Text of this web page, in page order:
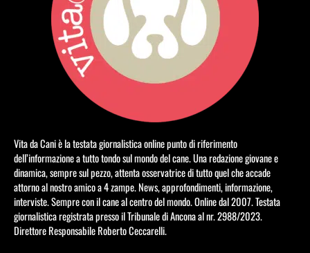
Vita da Cani è la testata giornalistica online punto di riferimento
dell’informazione a tutto tondo sul mondo del cane. Una redazione giovane e
dinamica, sempre sul pezzo, attenta osservatrice di tutto quel che accade
attorno al nostro amico a 4 zampe. News, approfondimenti, informazione,
interviste. Sempre con il cane al centro del mondo. Online dal 2007. Testata
giornalistica registrata presso il Tribunale di Ancona al nr. 2988/2023.
Direttore Responsabile Roberto Ceccarelli.